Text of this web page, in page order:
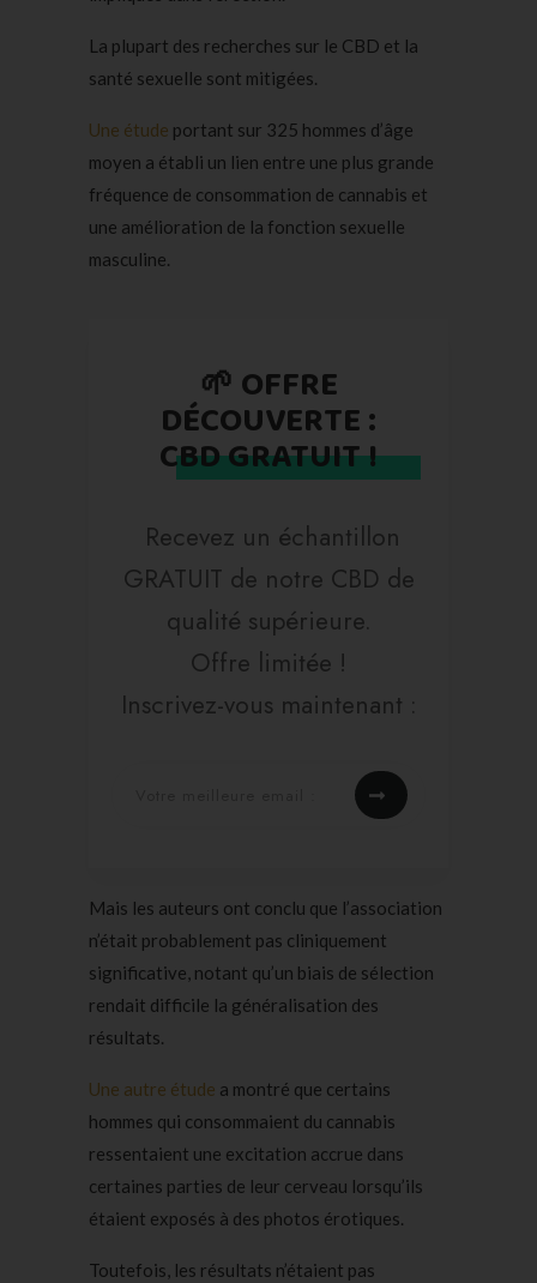
La plupart des recherches sur le CBD et la
santé sexuelle sont mitigées.
Une étude portant sur 325 hommes d’âge
moyen a établi un lien entre une plus grande
fréquence de consommation de cannabis et
une amélioration de la fonction sexuelle
masculine.
🌱 OFFRE
DÉCOUVERTE :
CBD GRATUIT !
Recevez un échantillon
GRATUIT de notre CBD de
qualité supérieure.
Offre limitée !
Inscrivez-vous maintenant :
Mais les auteurs ont conclu que l’association
n’était probablement pas cliniquement
significative, notant qu’un biais de sélection
rendait difficile la généralisation des
résultats.
Une autre étude a montré que certains
hommes qui consommaient du cannabis
ressentaient une excitation accrue dans
certaines parties de leur cerveau lorsqu’ils
étaient exposés à des photos érotiques.
Toutefois, les résultats n’étaient pas